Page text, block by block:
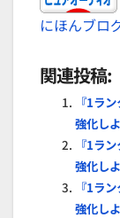
にほんブロ
関連投稿:
『1ラ
強化し
『1ラ
強化し
『1ラ
強化し